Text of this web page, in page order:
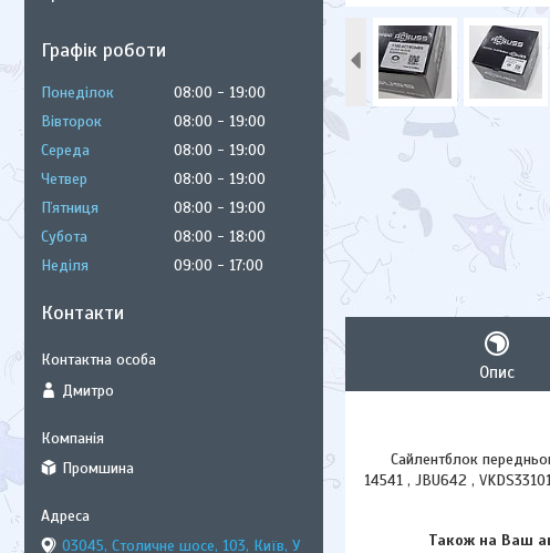
Опис
Сайлентблок
14541 , JBU642 ,
Також на Ваш
Графік роботи
Понеділок 08:00
19:00
Вівторок
08:00
19:00
Середа
08:00
19:00
Четвер
08:00
19:00
Пʼятниця
08:00
19:00
Субота
08:00
18:00
Неділя
09:00 17:00
Контакти
Дмитро
Промшина
03045, Столичне шосе, 103, Київ, У